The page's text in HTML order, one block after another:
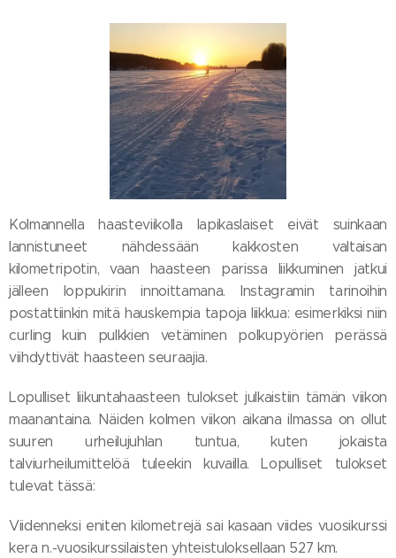
Kolmannella haasteviikolla lapikaslaiset eivät suinkaan
lannistuneet nähdessään kakkosten valtaisan
kilometripotin, vaan haasteen parissa liikkuminen jatkui
jälleen loppukirin innoittamana. Instagramin tarinoihin
postattiinkin mitä hauskempia tapoja liikkua: esimerkiksi niin
curling kuin pulkkien vetäminen polkupyörien perässä
viihdyttivät haasteen seuraajia.
Lopulliset liikuntahaasteen tulokset julkaistiin tämän viikon
maanantaina. Näiden kolmen viikon aikana ilmassa on ollut
suuren urheilujuhlan tuntua, kuten jokaista
talviurheilumittelöä tuleekin kuvailla. Lopulliset tulokset
tulevat tässä:
Viidenneksi eniten kilometrejä sai kasaan viides vuosikurssi
kera n.-vuosikurssilaisten yhteistuloksellaan 527 km.